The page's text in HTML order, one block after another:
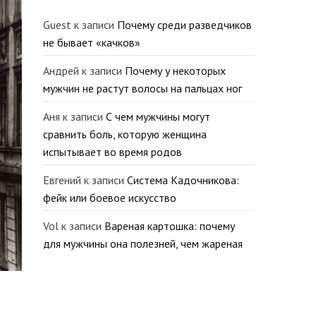
Guest к записи Почему среди разведчиков
не бывает «качков»
Андрей к записи Почему у некоторых
мужчин не растут волосы на пальцах ног
Аня к записи С чем мужчины могут
сравнить боль, которую женщина
испытывает во время родов
Евгений к записи Система Кадочникова:
фейк или боевое искусство
Vol к записи Вареная картошка: почему
для мужчины она полезней, чем жареная